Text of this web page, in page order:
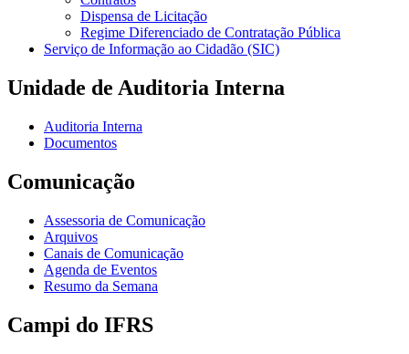
Dispensa de Licitação
Regime Diferenciado de Contratação Pública
Serviço de Informação ao Cidadão (SIC)
Unidade de Auditoria Interna
Auditoria Interna
Documentos
Comunicação
Assessoria de Comunicação
Arquivos
Canais de Comunicação
Agenda de Eventos
Resumo da Semana
Campi do IFRS